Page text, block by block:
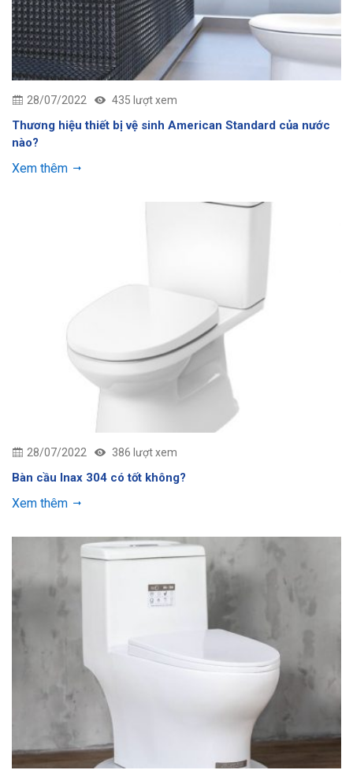
28/07/2022 435 lượt xem
Thương hiệu thiết bị vệ sinh American Standard của nước
nào?
Xem thêm
28/07/2022 386 lượt xem
Bàn cầu Inax 304 có tốt không?
Xem thêm